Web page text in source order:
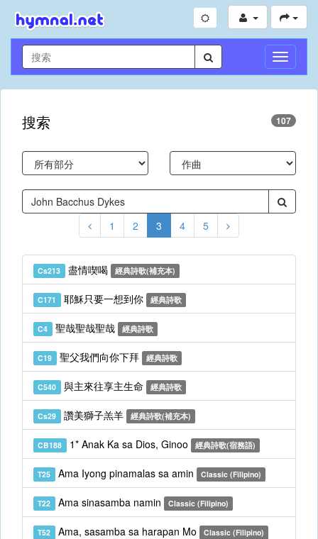
切
換
導
搜索 107
1 2 3 4 5
Cs213 盡情喫喝 經典詩歌(補充本)
C171 耶穌只要一想到你 經典詩歌
C4 聖哉聖哉聖哉 經典詩歌
C19 聖父我們向你下拜 經典詩歌
C540 與主來往享主生命 經典詩歌
Cs29 讚美獅子羔羊 經典詩歌(補充本)
CB188 1* Anak Ka sa Dios, Ginoo 經典詩歌(宿務語)
T25 Ama Iyong pinamalas sa amin Classic (Filipino)
T22 Ama sinasamba namin Classic (Filipino)
T52 Ama, sasamba sa harapan Mo Classic (Filipino)